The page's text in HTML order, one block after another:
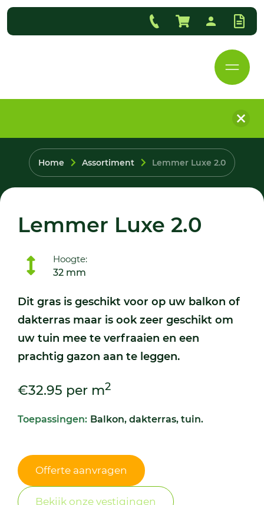
Home Assortiment Lemmer Luxe 2.0
Lemmer Luxe 2.0
Hoogte:
32 mm
Dit gras is geschikt voor op uw balkon of
dakterras maar is ook zeer geschikt om
uw tuin mee te verfraaien en een
prachtig gazon aan te leggen.
€32.95 per m2
Toepassingen: Balkon, dakterras, tuin.
Offerte aanvragen
Bekijk onze vestigingen